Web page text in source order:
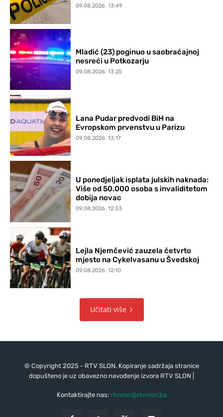
09.08.2026. 13:49
Mladić (23) poginuo u saobraćajnoj
nesreći u Potkozarju
09.08.2026. 13:25
Lana Pudar predvodi BiH na
Evropskom prvenstvu u Parizu
09.08.2026. 13:17
U ponedjeljak isplata julskih naknada:
Više od 50.000 osoba s invaliditetom
dobija novac
09.08.2026. 12:33
Lejla Njemčević zauzela četvrto
mjesto na Cykelvasanu u Švedskoj
09.08.2026. 12:10
Učitati više
© Copyright 2025 - RTV SLON. Kopiranje sadržaja stranice
dopušteno je uz obavezno navođenje izvora RTV SLON |
Kontaktirajte nas: rtvslon@rtvslon.ba